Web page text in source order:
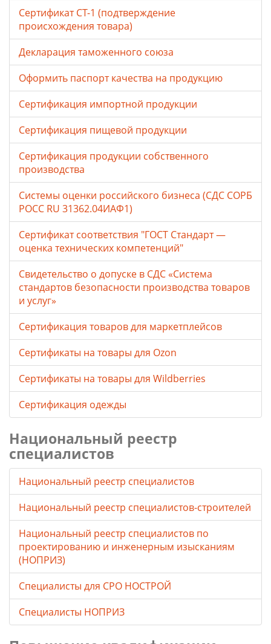
Сертификат СТ-1 (подтверждение
происхождения товара)
Декларация таможенного союза
Оформить паспорт качества на продукцию
Сертификация импортной продукции
Сертификация пищевой продукции
Сертификация продукции собственного
производства
Системы оценки российского бизнеса (СДС СОРБ
РОСС RU 31362.04ИАФ1)
Сертификат соответствия "ГОСТ Стандарт —
оценка технических компетенций"
Свидетельство о допуске в СДС «Система
стандартов безопасности производства товаров
и услуг»
Сертификация товаров для маркетплейсов
Cертификаты на товары для Ozon
Cертификаты на товары для Wildberries
Сертификация одежды
Национальный реестр
специалистов
Национальный реестр специалистов
Национальный реестр специалистов-строителей
Национальный реестр специалистов по
проектированию и инженерным изысканиям
(НОПРИЗ)
Специалисты для СРО НОСТРОЙ
Специалисты НОПРИЗ